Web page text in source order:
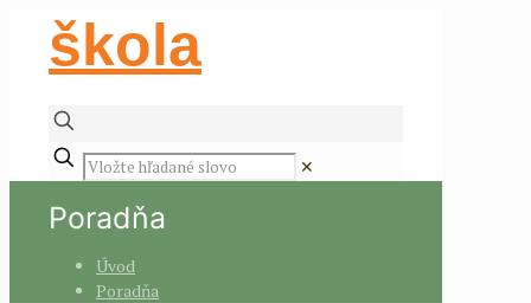
škola
✕
Poradňa
Úvod
Poradňa